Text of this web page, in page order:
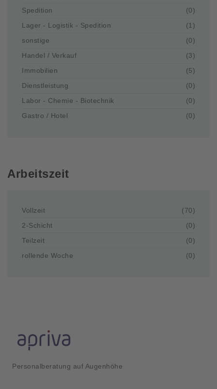
Spedition
(0)
Lager - Logistik - Spedition
(1)
sonstige
(0)
Handel / Verkauf
(3)
Immobilien
(5)
Dienstleistung
(0)
Labor - Chemie - Biotechnik
(0)
Gastro / Hotel
(0)
Arbeitszeit
Vollzeit
(70)
2-Schicht
(0)
Teilzeit
(0)
rollende Woche
(0)
Personalberatung auf Augenhöhe